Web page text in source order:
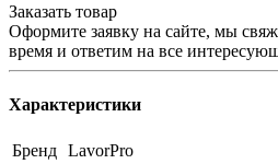
Заказать товар
Оформите заявку на сайте, мы
время и ответим на все
Характеристики
Бренд LavorPro